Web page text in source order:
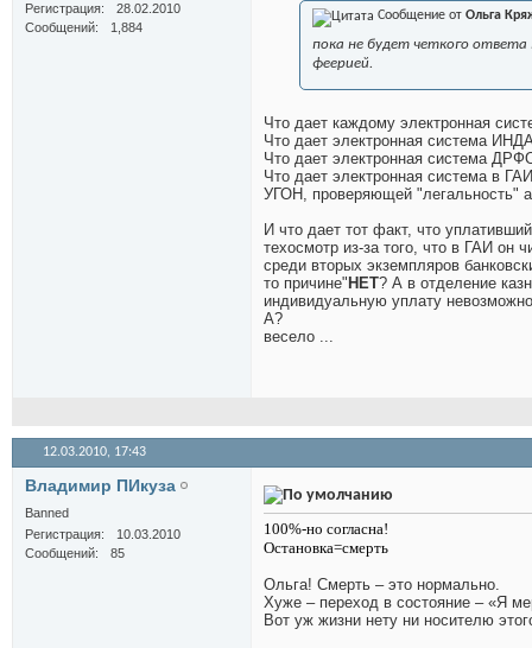
Регистрация
28.02.2010
Сообщений
1,884
Сообщение от Ольга
пока не будет четкого
феерией.
Что дает каждому электронная
Что дает электронная система
Что дает электронная система
Что дает электронная система в
УГОН, проверяющей "легальность"
И что дает тот факт, что
техосмотр из-за того, что в ГАИ он
среди вторых экземпляров
то причине" НЕТ? А в отделение
индивидуальную уплату
А?
весело ...
12.03.2010, 17:43
Владимир ПИкуза
Banned
Регистрация
10.03.2010
Сообщений
85
100%-но согласна!
Остановка=смерть
Ольга! Смерть – это нормально.
Хуже – переход в состояние – «Я
Вот уж жизни нету ни носителю